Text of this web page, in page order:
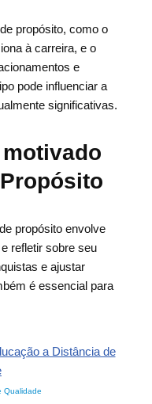
propósito, como o
à carreira, e o
e
pode influenciar a
significativas.
propósito envolve
refletir sobre seu
e ajustar
é essencial para
Qualidade